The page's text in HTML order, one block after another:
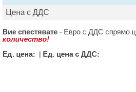
Цена с ДДС
Вие спестявате - Евро с ДДС спрямо
количество!
Ед. цена: | Ед. цена с ДДС: